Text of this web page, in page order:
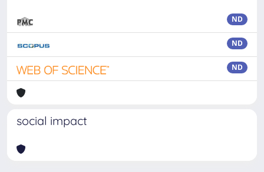
ND
ND
ND
social impact